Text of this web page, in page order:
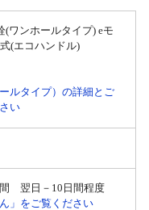
ンホールタイプ) eモ
(エコハンドル)
ルタイプ）の詳細とご
い
間 翌日－10日間程度
」をご覧ください